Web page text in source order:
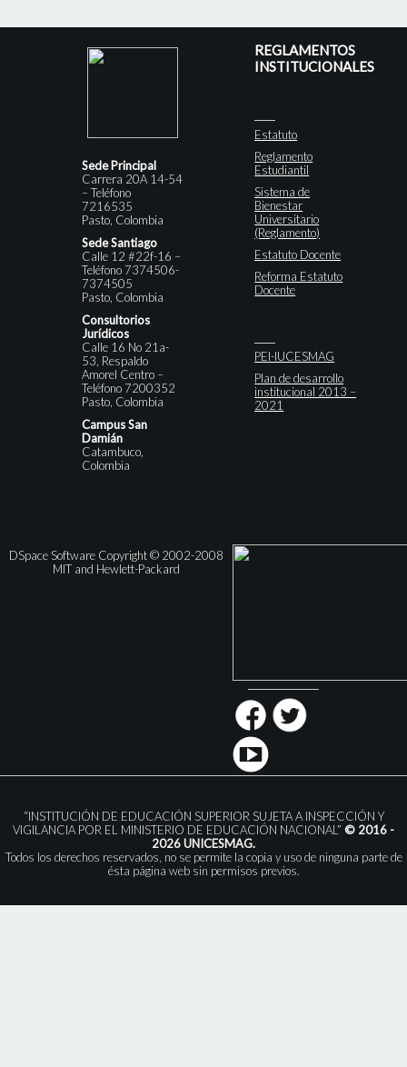
Sede Principal
Carrera 20A 14-54
– Teléfono
7216535
Pasto, Colombia
Sede Santiago
Calle 12 #22f-16 –
Teléfono 7374506-
7374505
Pasto, Colombia
Consultorios
Jurídicos
Calle 16 No 21a-
53, Respaldo
Amorel Centro –
Teléfono 7200352
Pasto, Colombia
Campus San
Damián
Catambuco,
Colombia
REGLAMENTOS
INSTITUCIONALES
Estatuto
Reglamento
Estudiantil
Sistema de
Bienestar
Universitario
(Reglamento)
Estatuto Docente
Reforma Estatuto
Docente
PEI-IUCESMAG
Plan de desarrollo
institucional 2013 –
2021
DSpace Software Copyright © 2002-2008
MIT and Hewlett-Packard
“INSTITUCIÓN DE EDUCACIÓN SUPERIOR SUJETA A INSPECCIÓN Y
VIGILANCIA POR EL MINISTERIO DE EDUCACIÓN NACIONAL” © 2016 -
2026 UNICESMAG.
Todos los derechos reservados, no se permite la copia y uso de ninguna parte de
ésta página web sin permisos previos.